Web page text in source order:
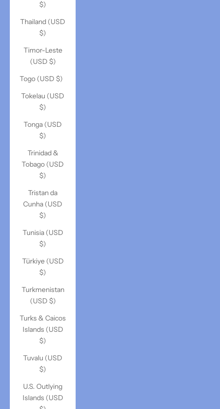
$)
Thailand (USD
$)
Timor-Leste
(USD $)
Togo (USD $)
Tokelau (USD
$)
Tonga (USD
$)
Trinidad &
Tobago (USD
$)
Tristan da
Cunha (USD
$)
Tunisia (USD
$)
Türkiye (USD
$)
Turkmenistan
(USD $)
Turks & Caicos
Islands (USD
$)
Tuvalu (USD
$)
U.S. Outlying
Islands (USD